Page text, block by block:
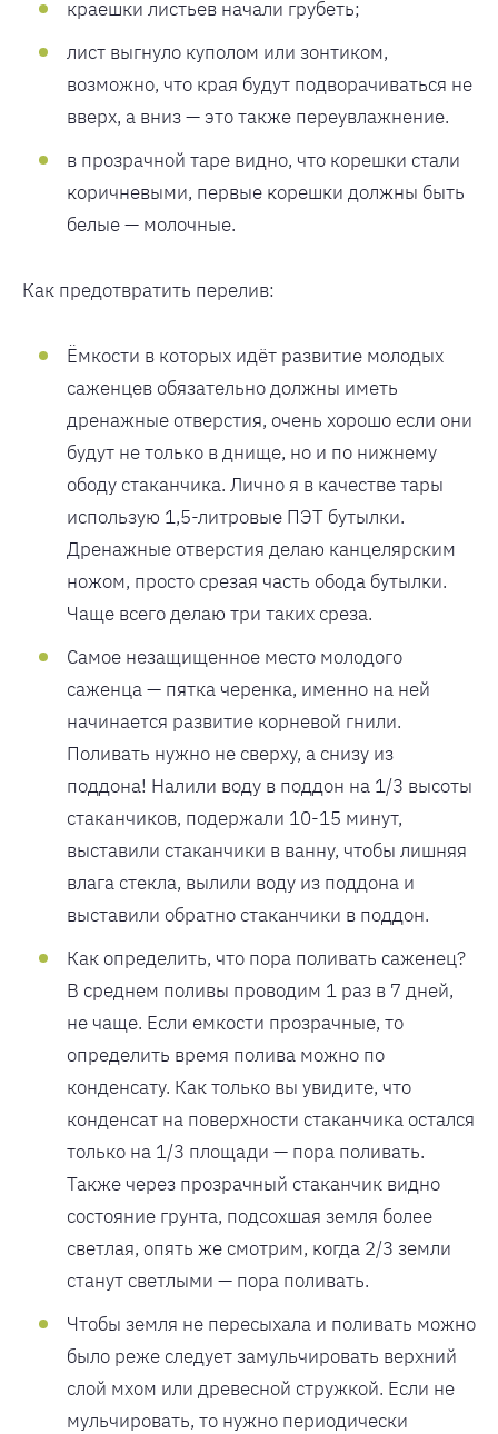
краешки листьев начали грубеть;
лист выгнуло куполом или зонтиком,
возможно, что края будут подворачиваться не
вверх, а вниз — это также переувлажнение.
в прозрачной таре видно, что корешки стали
коричневыми, первые корешки должны быть
белые — молочные.
Как предотвратить перелив:
Ёмкости в которых идёт развитие молодых
саженцев обязательно должны иметь
дренажные отверстия, очень хорошо если они
будут не только в днище, но и по нижнему
ободу стаканчика. Лично я в качестве тары
использую 1,5-литровые ПЭТ бутылки.
Дренажные отверстия делаю канцелярским
ножом, просто срезая часть обода бутылки.
Чаще всего делаю три таких среза.
Самое незащищенное место молодого
саженца — пятка черенка, именно на ней
начинается развитие корневой гнили.
Поливать нужно не сверху, а снизу из
поддона! Налили воду в поддон на 1/3 высоты
стаканчиков, подержали 10-15 минут,
выставили стаканчики в ванну, чтобы лишняя
влага стекла, вылили воду из поддона и
выставили обратно стаканчики в поддон.
Как определить, что пора поливать саженец?
В среднем поливы проводим 1 раз в 7 дней,
не чаще. Если емкости прозрачные, то
определить время полива можно по
конденсату. Как только вы увидите, что
конденсат на поверхности стаканчика остался
только на 1/3 площади — пора поливать.
Также через прозрачный стаканчик видно
состояние грунта, подсохшая земля более
светлая, опять же смотрим, когда 2/3 земли
станут светлыми — пора поливать.
Чтобы земля не пересыхала и поливать можно
было реже следует замульчировать верхний
слой мхом или древесной стружкой. Если не
мульчировать, то нужно периодически